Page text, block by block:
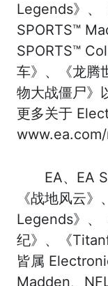
Legends》、
SPORTS™
SPORTS™
车》、《龙腾
物大战僵尸》
更多关于
www.ea.com/
EA、EA
《战地风云
Legends》、
纪》、《
皆属
Madden、